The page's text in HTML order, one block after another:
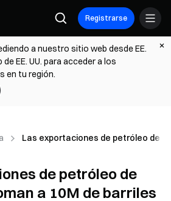
Registrarse
a nuestro sitio web desde EE.
EE. UU. para acceder a los
en tu región.
Las exportaciones de petróleo de
de petróleo de
a 10M de barriles